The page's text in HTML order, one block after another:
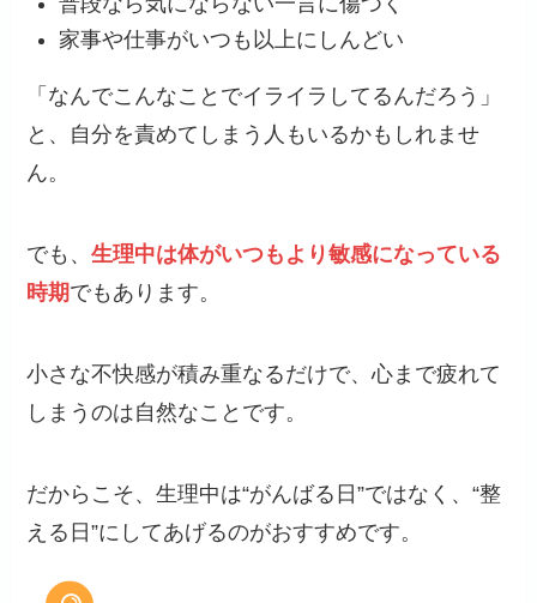
家事や仕事がいつも以上にしんどい
「なんでこんなことでイライラしてるんだろう」
と、自分を責めてしまう人もいるかもしれませ
ん。
でも、生理中は体がいつもより敏感になっている
時期でもあります。
小さな不快感が積み重なるだけで、心まで疲れて
しまうのは自然なことです。
だからこそ、生理中は“がんばる日”ではなく、“整
える日”にしてあげるのがおすすめです。